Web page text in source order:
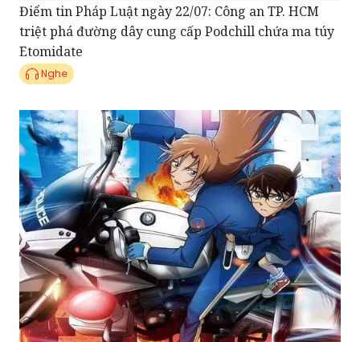
Etomidate
Nghe
Điểm tin showbiz 21/07: Conan Movie 29 thu gần 44